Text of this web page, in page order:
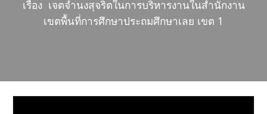
เรื่อง เจตจำนงสุจริตในการบริหารงานในสำนักงาน
เขตพื้นที่การศึกษาประถมศึกษาเลย เขต 1